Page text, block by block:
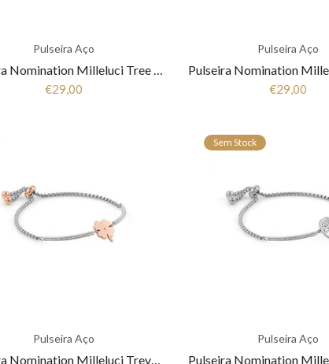
Pulseira Aço
Pulseira Nomination Milleluci Tree Life RoseGold 028005 017
€29,00
Pulseira Aço
€29,00
Pulseira Aço
Pulseira Nomination Milleluci Trevo Rose/Gold 028004 006
Sem Stock
Pulseira Aço